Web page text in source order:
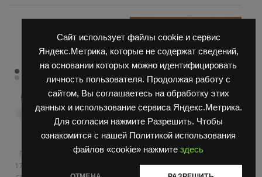
Сайт использует файлы cookie и сервис
Яндекс.Метрика, которые не содержат сведений,
на основании которых можно идентифицировать
личность пользователя. Продолжая работу с
сайтом, Вы соглашаетесь на обработку этих
данных и использование сервиса Яндекс.Метрика.
Для согласия нажмите Разрешить. Чтобы
ознакомится с нашей Политикой использования
файлов «cookie» нажмите здесь
Запчасти Балканкар ,
Погрузчик ДВ 1792, 1788,
1794, 1784, 1786
Двигатель Д3900,Запчасти
Балканкар,ТНВД
2500/3900